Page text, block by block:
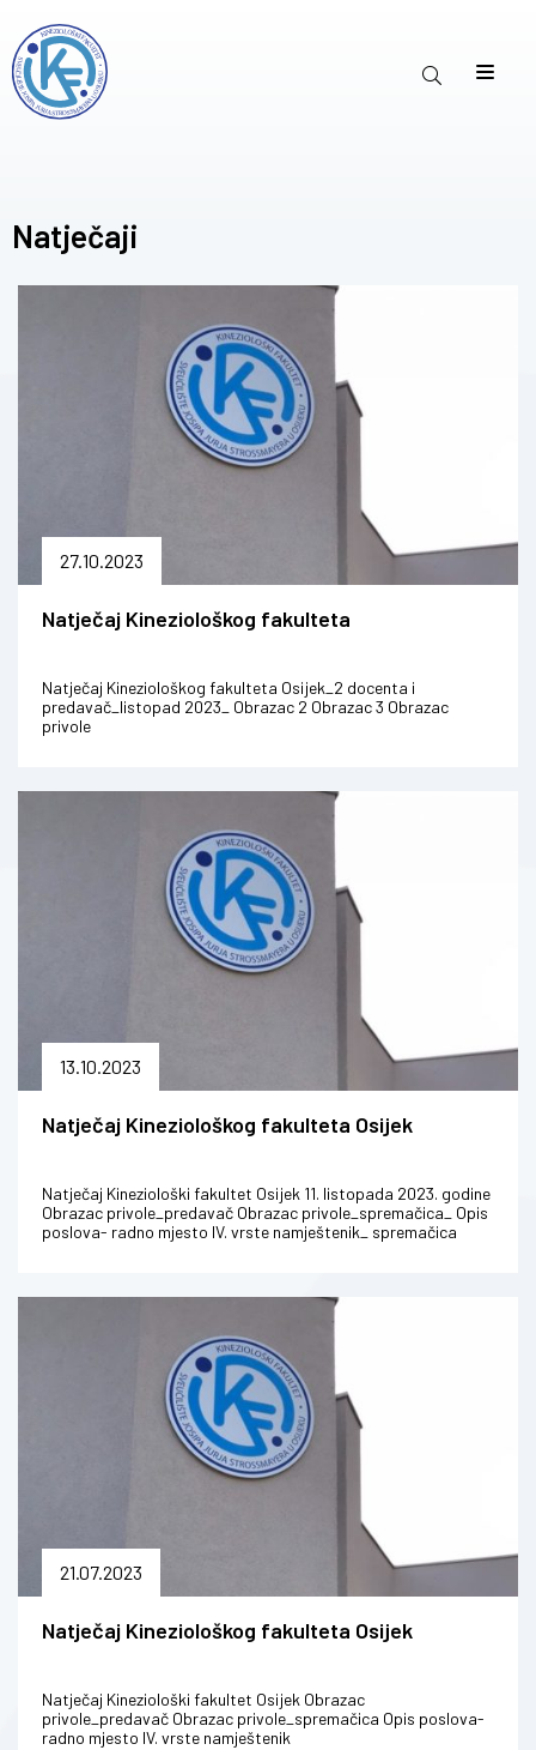
Natječaji
27.10.2023
Natječaj Kineziološkog fakulteta
Natječaj Kineziološkog fakulteta Osijek_2 docenta i
predavač_listopad 2023_ Obrazac 2 Obrazac 3 Obrazac
privole
13.10.2023
Natječaj Kineziološkog fakulteta Osijek
Natječaj Kineziološki fakultet Osijek 11. listopada 2023. godine
Obrazac privole_predavač Obrazac privole_spremačica_ Opis
poslova- radno mjesto IV. vrste namještenik_ spremačica
21.07.2023
Natječaj Kineziološkog fakulteta Osijek
Natječaj Kineziološki fakultet Osijek Obrazac
privole_predavač Obrazac privole_spremačica Opis poslova-
radno mjesto IV. vrste namještenik